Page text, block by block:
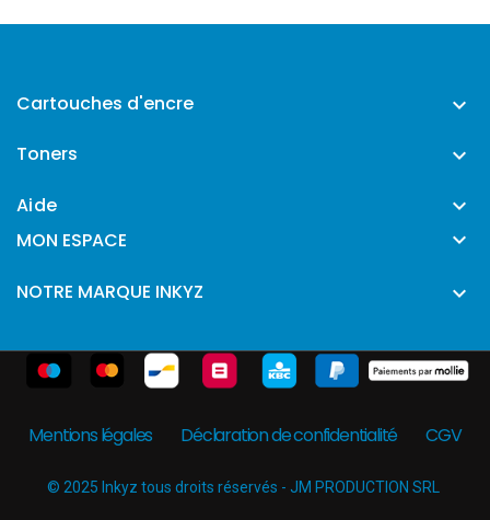
Cartouches d'encre 
Toners 
Aide 
MON ESPACE 
NOTRE MARQUE INKYZ 
Mentions légales Déclaration de confidentialité CGV
© 2025 Inkyz tous droits réservés - JM PRODUCTION SRL